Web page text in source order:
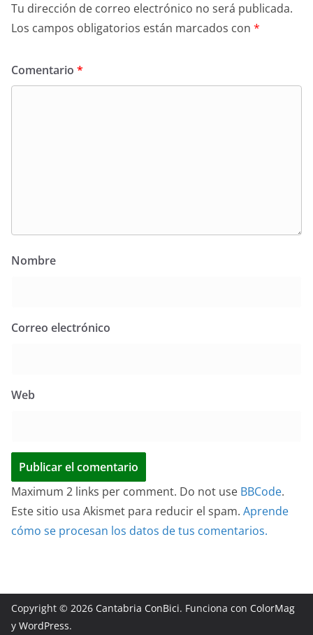
Tu dirección de correo electrónico no será publicada.
Los campos obligatorios están marcados con *
Comentario *
Nombre
Correo electrónico
Web
Maximum 2 links per comment. Do not use BBCode.
Este sitio usa Akismet para reducir el spam. Aprende
cómo se procesan los datos de tus comentarios.
Copyright © 2026 Cantabria ConBici. Funciona con ColorMag
y WordPress.